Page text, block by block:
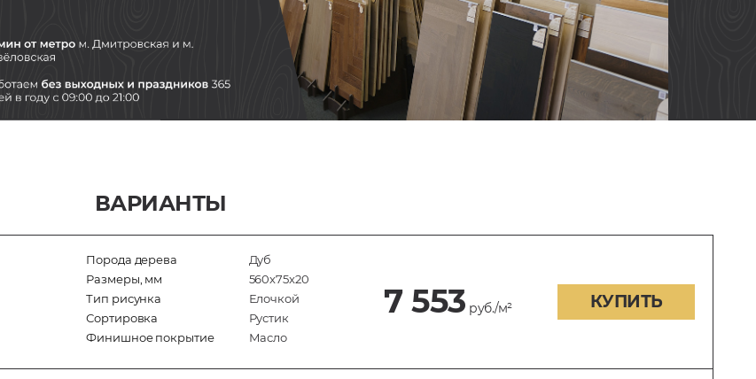
ВАРИАНТЫ
Порода дерева
Дуб
Размеры, мм
560x75x20
Тип рисунка
Елочкой
Сортировка
Рустик
Финишное покрытие
Масло
7 553 руб./м² КУПИТЬ